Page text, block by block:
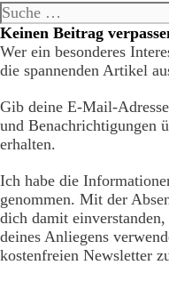
Suche
nach:
Keinen Beitrag
Wer ein besonderes
die spannenden Artikel
Gib deine E-Mail-
und Benachrichtigungen
erhalten.
Ich habe die
genommen. Mit der
dich damit
deines Anliegens
kostenfreien Newsletter